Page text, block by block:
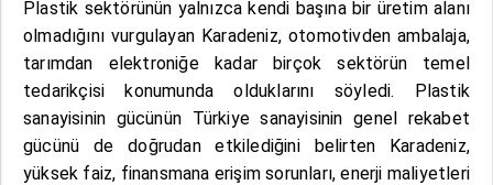
Plastik sektörünün yalnızca kendi başına bir üretim alanı
olmadığını vurgulayan Karadeniz, otomotivden ambalaja,
tarımdan elektroniğe kadar birçok sektörün temel
tedarikçisi konumunda olduklarını söyledi. Plastik
sanayisinin gücünün Türkiye sanayisinin genel rekabet
gücünü de doğrudan etkilediğini belirten Karadeniz,
yüksek faiz, finansmana erişim sorunları, enerji maliyetleri